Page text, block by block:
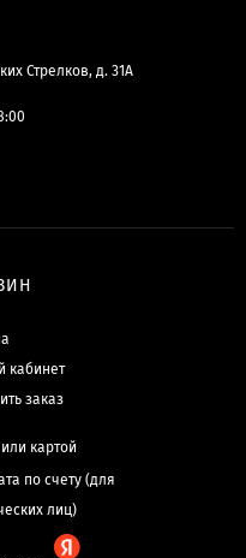
Стрелков, д. 31А
кабинет
заказ